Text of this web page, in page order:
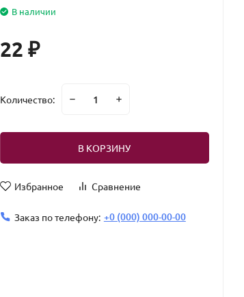
В наличии
22 ₽
Количество:
В КОРЗИНУ
Избранное Сравнение
Заказ по телефону: +0 (000) 000-00-00